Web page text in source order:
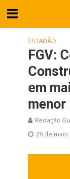
ESTADÃO
FGV:
em
Redação
26 de maio